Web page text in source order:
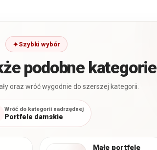
Szybki wybór
podobne kategorie
oraz wróć wygodnie do szerszej kategorii.
Wróć do kategorii nadrzędnej
Portfele damskie
Małe portfele